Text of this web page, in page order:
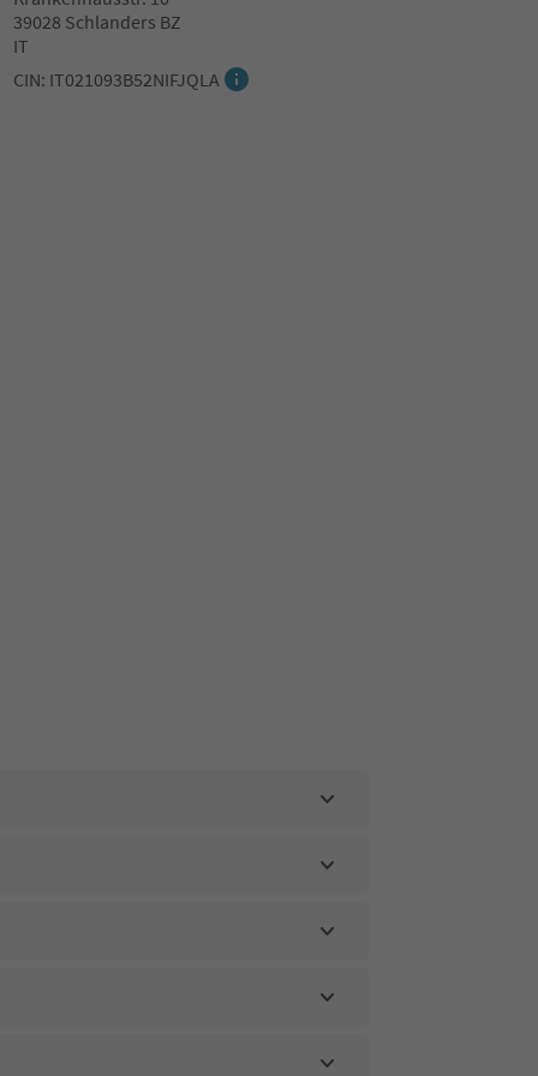
39028 Schlanders BZ
IT
CIN: IT021093B52NIFJQLA